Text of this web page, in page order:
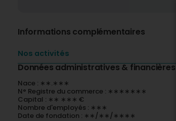
Informations complémentaires
Nos activités
Données administratives & financières
Nace : ∗∗.∗∗∗
N° Registre du commerce : ∗∗∗∗∗∗∗
Capital : ∗∗ ∗∗∗ €
Nombre d'employés : ∗∗∗
Date de fondation : ∗∗/∗∗/∗∗∗∗